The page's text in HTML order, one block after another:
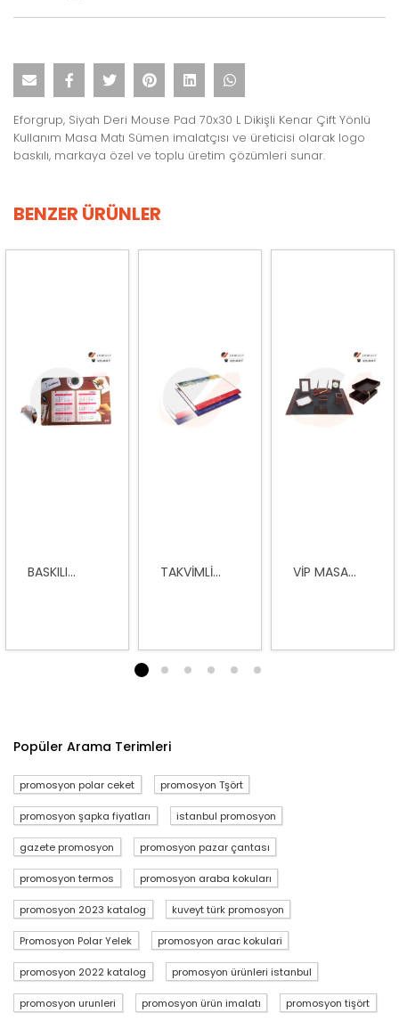
Eforgrup, Siyah Deri Mouse Pad 70x30 L Dikişli Kenar Çift Yönlü
Kullanım Masa Matı Sümen imalatçısı ve üreticisi olarak logo
baskılı, markaya özel ve toplu üretim çözümleri sunar.
BENZER ÜRÜNLER
BASKILI... TAKVIMLI... VIP MASA...
2 3 4 5 6
Popüler Arama Terimleri
promosyon polar ceket promosyon Tşört
promosyon şapka fiyatları istanbul promosyon
gazete promosyon promosyon pazar çantası
promosyon termos promosyon araba kokuları
promosyon 2023 katalog kuveyt türk promosyon
Promosyon Polar Yelek promosyon arac kokulari
promosyon 2022 katalog promosyon ürünleri istanbul
promosyon urunleri promosyon ürün imalatı promosyon tişört